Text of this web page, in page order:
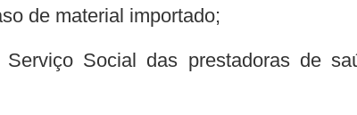
de material importado;
Social das prestadoras de